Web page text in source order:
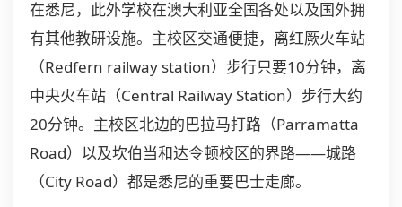
在悉尼，此外学校在澳大利亚全国各处以及国外拥
有其他教研设施。主校区交通便捷，离红厥火车站
（Redfern railway station）步行只要10分钟，离
中央火车站（Central Railway Station）步行大约
20分钟。主校区北边的巴拉马打路（Parramatta
Road）以及坎伯当和达令顿校区的界路——城路
（City Road）都是悉尼的重要巴士走廊。